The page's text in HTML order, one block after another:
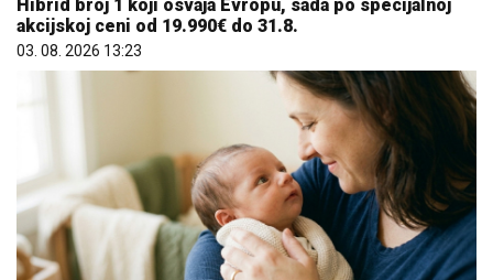
Hibrid broj 1 koji osvaja Evropu, sada po specijalnoj
akcijskoj ceni od 19.990€ do 31.8.
03. 08. 2026 13:23